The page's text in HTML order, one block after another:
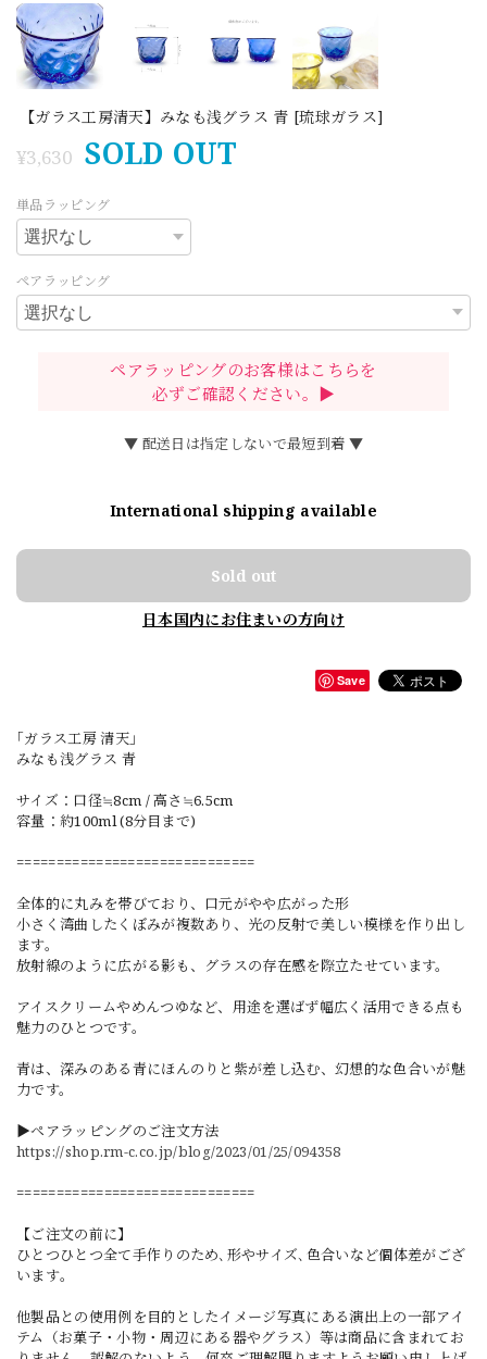
【ガラス工房清天】みなも浅グラス 青 [琉球ガラス]
¥3,630 SOLD OUT
単品ラッピング
ペアラッピング
ペアラッピングのお客様はこちらを
必ずご確認ください。▶
▼ 配送日は指定しないで最短到着 ▼
International shipping available
Sold out
日本国内にお住まいの方向け
Save
｢ガラス工房 清天｣
みなも浅グラス 青
サイズ：口径≒8cm / 高さ≒6.5cm
容量：約100ml (8分目まで)
==============================
全体的に丸みを帯びており、口元がやや広がった形
小さく湾曲したくぼみが複数あり、光の反射で美しい模様を作り出し
ます。
放射線のように広がる影も、グラスの存在感を際立たせています。
アイスクリームやめんつゆなど、用途を選ばず幅広く活用できる点も
魅力のひとつです。
青は、深みのある青にほんのりと紫が差し込む、幻想的な色合いが魅
力です。
▶ペアラッピングのご注文方法
https://shop.rm-c.co.jp/blog/2023/01/25/094358
==============================
【ご注文の前に】
ひとつひとつ全て手作りのため､形やサイズ､色合いなど個体差がござ
います｡
他製品との使用例を目的としたイメージ写真にある演出上の一部アイ
テム（お菓子・小物・周辺にある器やグラス）等は商品に含まれてお